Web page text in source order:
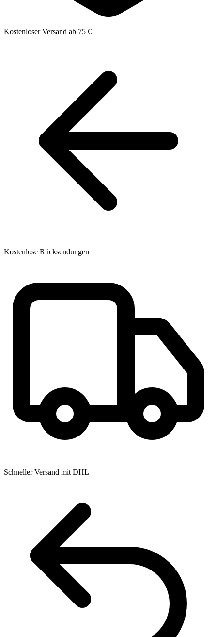
Kostenloser Versand ab 75 €
Kostenlose Rücksendungen
Schneller Versand mit DHL